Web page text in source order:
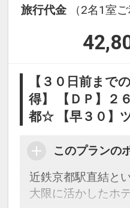
旅行代金
（2名1室
【３０日前まで
得】 【ＤＰ】２
都☆ 【早３０】
このプランの
近鉄京都駅直結と
大限に活かしたホ